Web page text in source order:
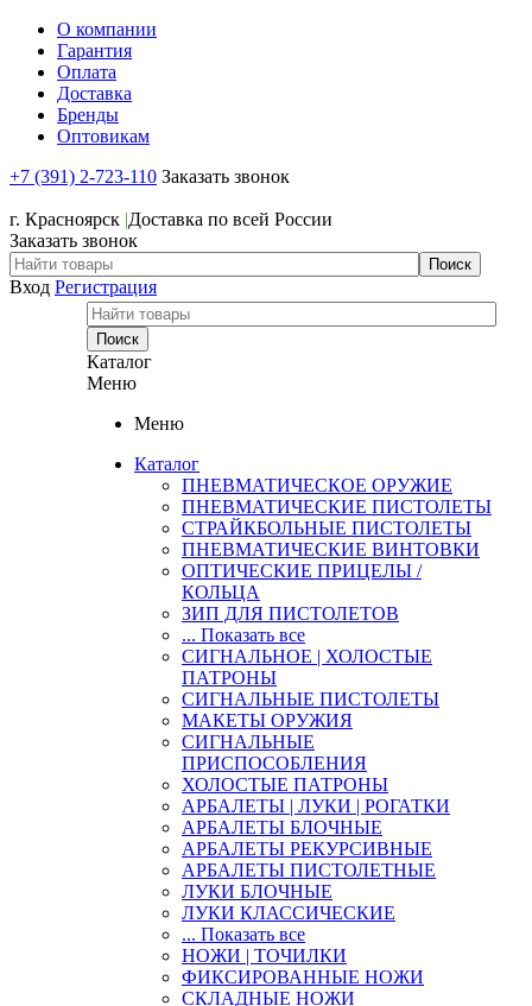
О компании
Гарантия
Оплата
Доставка
Бренды
Оптовикам
+7 (391) 2-723-110 Заказать звонок
г. Красноярск |Доставка по всей России
Заказать звонок
Вход Регистрация
Каталог
Меню
Меню
Каталог
ПНЕВМАТИЧЕСКОЕ ОРУЖИЕ
ПНЕВМАТИЧЕСКИЕ ПИСТОЛЕТЫ
СТРАЙКБОЛЬНЫЕ ПИСТОЛЕТЫ
ПНЕВМАТИЧЕСКИЕ ВИНТОВКИ
ОПТИЧЕСКИЕ ПРИЦЕЛЫ /
КОЛЬЦА
ЗИП ДЛЯ ПИСТОЛЕТОВ
... Показать все
СИГНАЛЬНОЕ | ХОЛОСТЫЕ
ПАТРОНЫ
СИГНАЛЬНЫЕ ПИСТОЛЕТЫ
МАКЕТЫ ОРУЖИЯ
СИГНАЛЬНЫЕ
ПРИСПОСОБЛЕНИЯ
ХОЛОСТЫЕ ПАТРОНЫ
АРБАЛЕТЫ | ЛУКИ | РОГАТКИ
АРБАЛЕТЫ БЛОЧНЫЕ
АРБАЛЕТЫ РЕКУРСИВНЫЕ
АРБАЛЕТЫ ПИСТОЛЕТНЫЕ
ЛУКИ БЛОЧНЫЕ
ЛУКИ КЛАССИЧЕСКИЕ
... Показать все
НОЖИ | ТОЧИЛКИ
ФИКСИРОВАННЫЕ НОЖИ
СКЛАДНЫЕ НОЖИ